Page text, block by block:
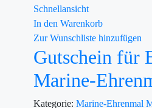
Schnellansicht
In den Warenkorb
Zur Wunschliste hinzufügen
Gutschein für
Marine-
Kategorie: Marine-Ehrenmal